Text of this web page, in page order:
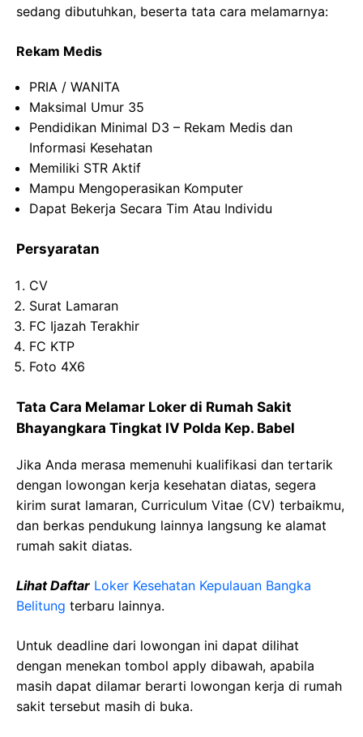
sedang dibutuhkan, beserta tata cara melamarnya:
‎Rekam Medis
PRIA / WANITA
Maksimal Umur 35
Pendidikan Minimal D3 – Rekam Medis dan
Informasi Kesehatan
Memiliki STR Aktif
Mampu Mengoperasikan Komputer
Dapat Bekerja Secara Tim Atau Individu
Persyaratan
CV
Surat Lamaran
FC Ijazah Terakhir
FC KTP
Foto 4X6
Tata Cara Melamar Loker di Rumah Sakit
Bhayangkara Tingkat IV Polda Kep. Babel
Jika Anda merasa memenuhi kualifikasi dan tertarik
dengan lowongan kerja kesehatan diatas, segera
kirim surat lamaran, Curriculum Vitae (CV) terbaikmu,
dan berkas pendukung lainnya langsung ke alamat
rumah sakit diatas.
Lihat Daftar Loker Kesehatan Kepulauan Bangka
Belitung terbaru lainnya.
Untuk deadline dari lowongan ini dapat dilihat
dengan menekan tombol apply dibawah, apabila
masih dapat dilamar berarti lowongan kerja di rumah
sakit tersebut masih di buka.